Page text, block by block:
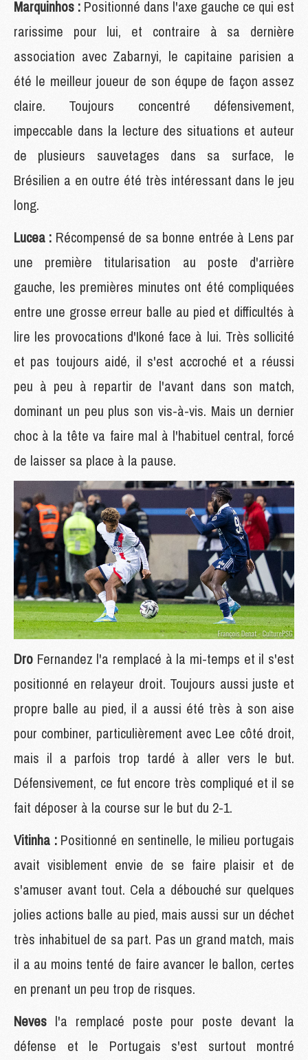
Marquinhos : Positionné dans l'axe gauche ce qui est
rarissime pour lui, et contraire à sa dernière
association avec Zabarnyi, le capitaine parisien a
été le meilleur joueur de son équpe de façon assez
claire. Toujours concentré défensivement,
impeccable dans la lecture des situations et auteur
de plusieurs sauvetages dans sa surface, le
Brésilien a en outre été très intéressant dans le jeu
long.
Lucea : Récompensé de sa bonne entrée à Lens par
une première titularisation au poste d'arrière
gauche, les premières minutes ont été compliquées
entre une grosse erreur balle au pied et difficultés à
lire les provocations d'Ikoné face à lui. Très sollicité
et pas toujours aidé, il s'est accroché et a réussi
peu à peu à repartir de l'avant dans son match,
dominant un peu plus son vis-à-vis. Mais un dernier
choc à la tête va faire mal à l'habituel central, forcé
de laisser sa place à la pause.
Dro Fernandez l'a remplacé à la mi-temps et il s'est
positionné en relayeur droit. Toujours aussi juste et
propre balle au pied, il a aussi été très à son aise
pour combiner, particulièrement avec Lee côté droit,
mais il a parfois trop tardé à aller vers le but.
Défensivement, ce fut encore très compliqué et il se
fait déposer à la course sur le but du 2-1.
Vitinha : Positionné en sentinelle, le milieu portugais
avait visiblement envie de se faire plaisir et de
s'amuser avant tout. Cela a débouché sur quelques
jolies actions balle au pied, mais aussi sur un déchet
très inhabituel de sa part. Pas un grand match, mais
il a au moins tenté de faire avancer le ballon, certes
en prenant un peu trop de risques.
Neves l'a remplacé poste pour poste devant la
défense et le Portugais s'est surtout montré